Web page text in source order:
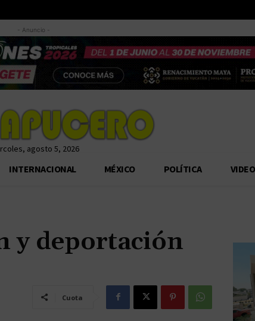
- Anuncio -
agosto 5, 2026
INTERNACIONAL MÉXICO POLÍTICA
y deportación
Cuota